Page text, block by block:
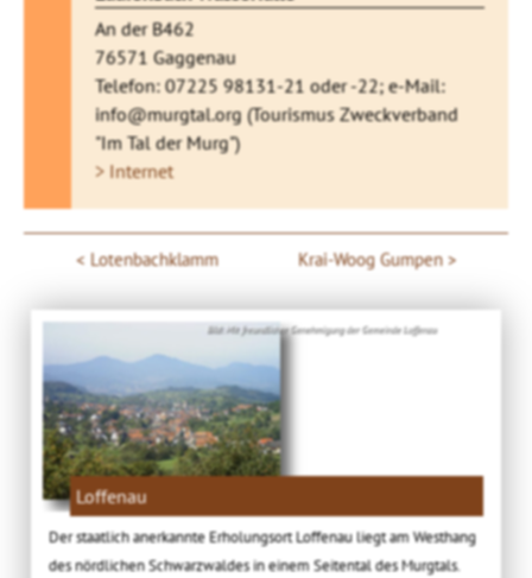
An der B462
76571 Gaggenau
Telefon: 07225 98131-21 oder -22; e-Mail:
info@murgtal.org (Tourismus Zweckverband
"Im Tal der Murg")
> Internet
Lotenbachklamm Krai-Woog Gumpen
Bild: Mit freundlicher Genehmigung der Gemeinde Loffenau
Loffenau
Der staatlich anerkannte Erholungsort Loffenau liegt am Westhang
des nördlichen Schwarzwaldes in einem Seitental des Murgtals.